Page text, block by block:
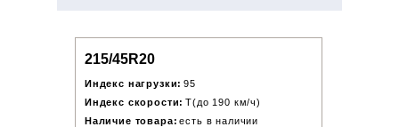
215/45R20
Индекс нагрузки: 95
Индекс скорости: T(до 190 км/ч)
Наличие товара: есть в наличии